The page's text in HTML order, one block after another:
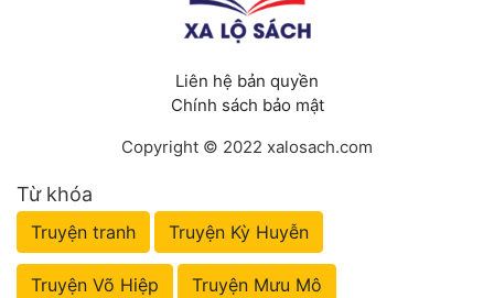
Liên hệ bản quyền
Chính sách bảo mật
Copyright © 2022 xalosach.com
Từ khóa
Truyện tranh Truyện Kỳ Huyễn
Truyện Võ Hiệp Truyện Mưu Mô